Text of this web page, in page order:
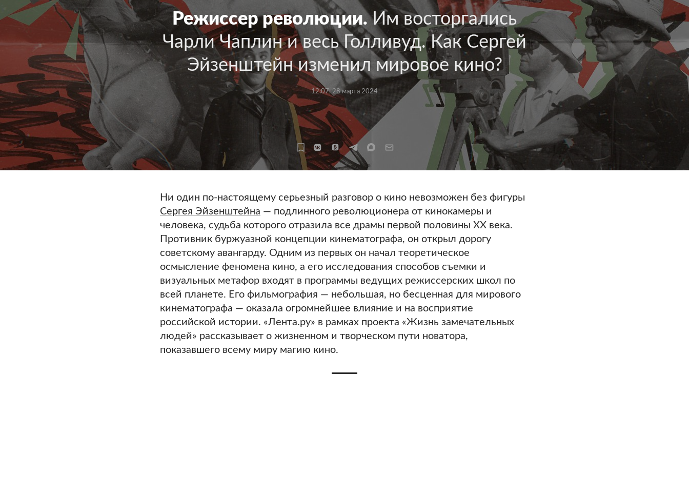
Режиссер революции.Им восторгались
Чарли Чаплин и весь Голливуд. Как Сергей
Эйзенштейн изменил мировое кино?
12:07, 28 марта 2024
Ни один по-настоящему серьезный разговор о кино невозможен без фигуры
Сергея Эйзенштейна — подлинного революционера от кинокамеры и
человека, судьба которого отразила все драмы первой половины ХХ века.
Противник буржуазной концепции кинематографа, он открыл дорогу
советскому авангарду. Одним из первых он начал теоретическое
осмысление феномена кино, а его исследования способов съемки и
визуальных метафор входят в программы ведущих режиссерских школ по
всей планете. Его фильмография — небольшая, но бесценная для мирового
кинематографа — оказала огромнейшее влияние и на восприятие
российской истории. «Лента.ру» в рамках проекта «Жизнь замечательных
людей» рассказывает о жизненном и творческом пути новатора,
показавшего всему миру магию кино.